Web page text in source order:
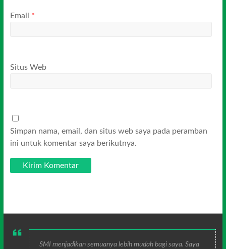
Email *
Situs Web
Simpan nama, email, dan situs web saya pada peramban
ini untuk komentar saya berikutnya.
SMI menjadikan semuanya lebih mudah bagi saya. Saya